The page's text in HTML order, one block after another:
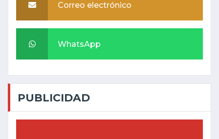
Correo electrónico
WhatsApp
PUBLICIDAD